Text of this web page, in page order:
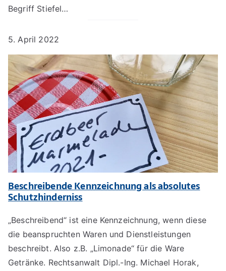
Begriff Stiefel…
5. April 2022
Beschreibende Kennzeichnung als absolutes
Schutzhinderniss
„Beschreibend“ ist eine Kennzeichnung, wenn diese
die beanspruchten Waren und Dienstleistungen
beschreibt. Also z.B. „Limonade“ für die Ware
Getränke. Rechtsanwalt Dipl.-Ing. Michael Horak,